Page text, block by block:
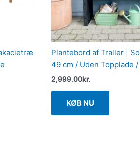
Plantebord af Traller |
49 cm / Uden Topplade /
2,999.00kr.
KØB NU